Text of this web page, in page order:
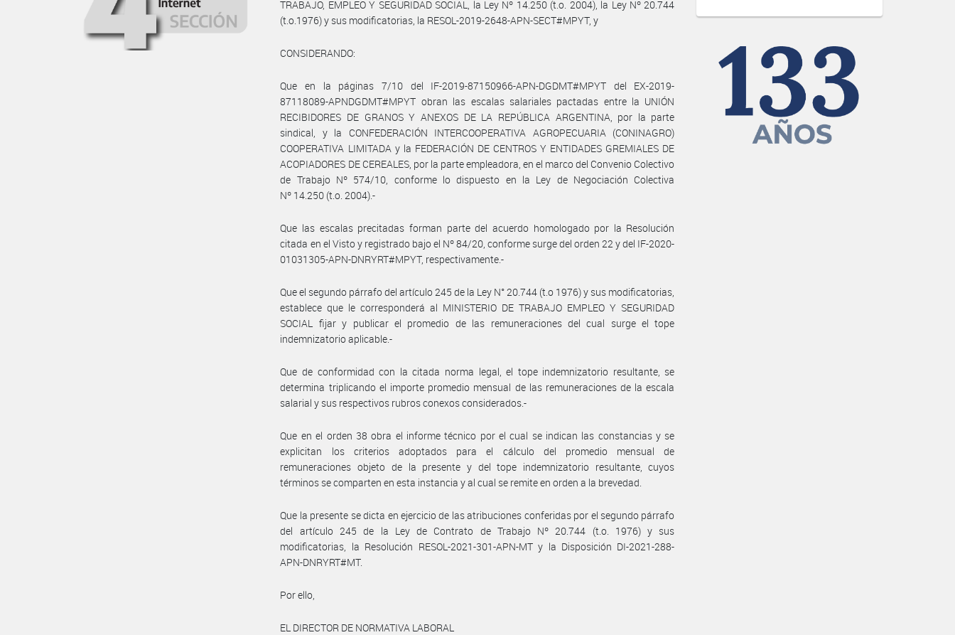
TRABAJO, EMPLEO Y SEGURIDAD SOCIAL, la Ley Nº 14.250 (t.o. 2004), la Ley Nº 20.744
(t.o.1976) y sus modificatorias, la RESOL-2019-2648-APN-SECT#MPYT, y
CONSIDERANDO:
Que en la páginas 7/10 del IF-2019-87150966-APN-DGDMT#MPYT del EX-2019-
87118089-APNDGDMT#MPYT obran las escalas salariales pactadas entre la UNIÓN
RECIBIDORES DE GRANOS Y ANEXOS DE LA REPÚBLICA ARGENTINA, por la parte
sindical, y la CONFEDERACIÓN INTERCOOPERATIVA AGROPECUARIA (CONINAGRO)
COOPERATIVA LIMITADA y la FEDERACIÓN DE CENTROS Y ENTIDADES GREMIALES DE
ACOPIADORES DE CEREALES, por la parte empleadora, en el marco del Convenio Colectivo
de Trabajo Nº 574/10, conforme lo dispuesto en la Ley de Negociación Colectiva
Nº 14.250 (t.o. 2004).-
Que las escalas precitadas forman parte del acuerdo homologado por la Resolución
citada en el Visto y registrado bajo el Nº 84/20, conforme surge del orden 22 y del IF-2020-
01031305-APN-DNRYRT#MPYT, respectivamente.-
Que el segundo párrafo del artículo 245 de la Ley N° 20.744 (t.o 1976) y sus modificatorias,
establece que le corresponderá al MINISTERIO DE TRABAJO EMPLEO Y SEGURIDAD
SOCIAL fijar y publicar el promedio de las remuneraciones del cual surge el tope
indemnizatorio aplicable.-
Que de conformidad con la citada norma legal, el tope indemnizatorio resultante, se
determina triplicando el importe promedio mensual de las remuneraciones de la escala
salarial y sus respectivos rubros conexos considerados.-
Que en el orden 38 obra el informe técnico por el cual se indican las constancias y se
explicitan los criterios adoptados para el cálculo del promedio mensual de
remuneraciones objeto de la presente y del tope indemnizatorio resultante, cuyos
términos se comparten en esta instancia y al cual se remite en orden a la brevedad.
Que la presente se dicta en ejercicio de las atribuciones conferidas por el segundo párrafo
del artículo 245 de la Ley de Contrato de Trabajo Nº 20.744 (t.o. 1976) y sus
modificatorias, la Resolución RESOL-2021-301-APN-MT y la Disposición DI-2021-288-
APN-DNRYRT#MT.
Por ello,
EL DIRECTOR DE NORMATIVA LABORAL